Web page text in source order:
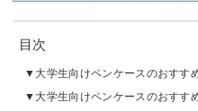
目次
大学生向けペンケースのおすす
大学生向けペンケースのおすす